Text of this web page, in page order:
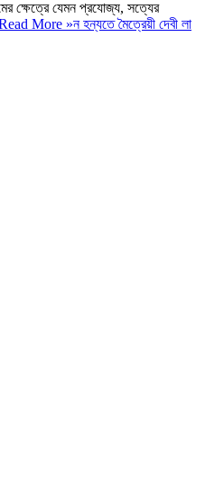
ক্ষেত্রে যেমন প্রযোজ্য, সত্যের
More »ন হন্যতে মৈত্রেয়ী দেবী লা